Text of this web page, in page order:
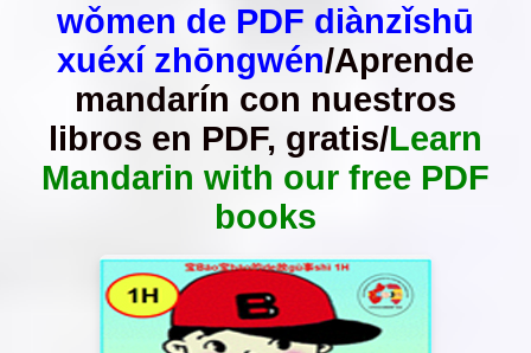
wǒmen de PDF diànzǐshū
xuéxí zhōngwén/Aprende
mandarín con nuestros
libros en PDF, gratis/Learn
Mandarin with our free PDF
books